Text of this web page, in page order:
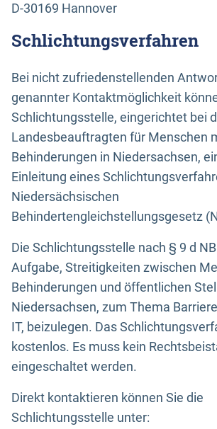
D-30169 Hannover
Schlichtungsverfahren
Bei nicht zufriedenstellenden
genannter Kontaktmöglichkeit
Schlichtungsstelle, eingerichtet bei
Landesbeauftragten für Menschen
Behinderungen in Niedersachsen,
Einleitung eines
Niedersächsischen
Behindertengleichstellungsgesetz
Die Schlichtungsstelle nach § 9 d
Aufgabe, Streitigkeiten zwischen
Behinderungen und öffentlichen
Niedersachsen, zum Thema
IT, beizulegen. Das
kostenlos. Es muss kein
eingeschaltet werden.
Direkt kontaktieren können Sie die
Schlichtungsstelle unter: